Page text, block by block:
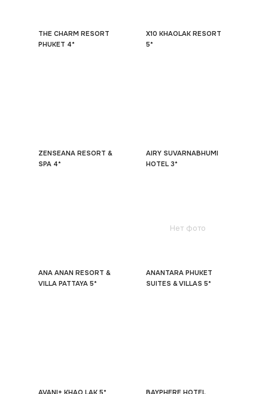
THE CHARM RESORT
PHUKET 4*
X10 KHAOLAK RESORT
5*
ZENSEANA RESORT &
SPA 4*
AIRY SUVARNABHUMI
HOTEL 3*
ANA ANAN RESORT &
VILLA PATTAYA 5*
Нет фото
ANANTARA PHUKET
SUITES & VILLAS 5*
AVANI+ KHAO LAK 5* BAYPHERE HOTEL